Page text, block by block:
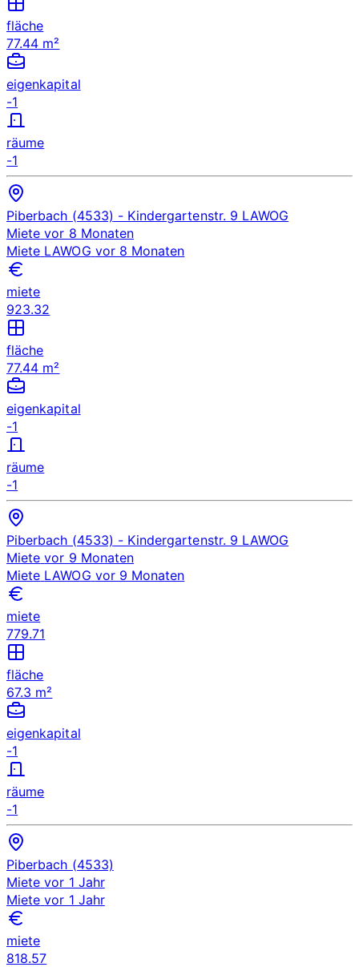
fläche
77.44 m²
eigenkapital
-1
räume
-1
Piberbach (4533) - Kindergartenstr. 9 LAWOG
Miete vor 8 Monaten
Miete LAWOG vor 8 Monaten
miete
923.32
fläche
77.44 m²
eigenkapital
-1
räume
-1
Piberbach (4533) - Kindergartenstr. 9 LAWOG
Miete vor 9 Monaten
Miete LAWOG vor 9 Monaten
miete
779.71
fläche
67.3 m²
eigenkapital
-1
räume
-1
Piberbach (4533)
Miete vor 1 Jahr
Miete vor 1 Jahr
miete
818.57